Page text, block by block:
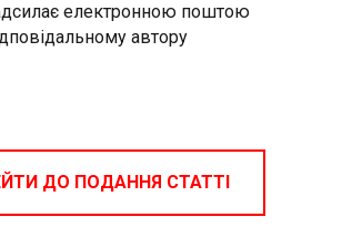
електронною поштою
автору
ДО ПОДАННЯ СТАТТІ